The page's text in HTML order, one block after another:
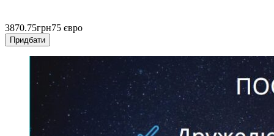
3870.75грн75 євро
Придбати